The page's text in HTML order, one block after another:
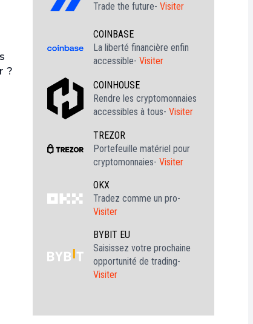
?
Trade the future- Visiter
COINBASE
La liberté financière enfin
accessible- Visiter
COINHOUSE
Rendre les cryptomonnaies
accessibles à tous- Visiter
TREZOR
Portefeuille matériel pour
cryptomonnaies- Visiter
OKX
Tradez comme un pro-
Visiter
BYBIT EU
Saisissez votre prochaine
opportunité de trading-
Visiter